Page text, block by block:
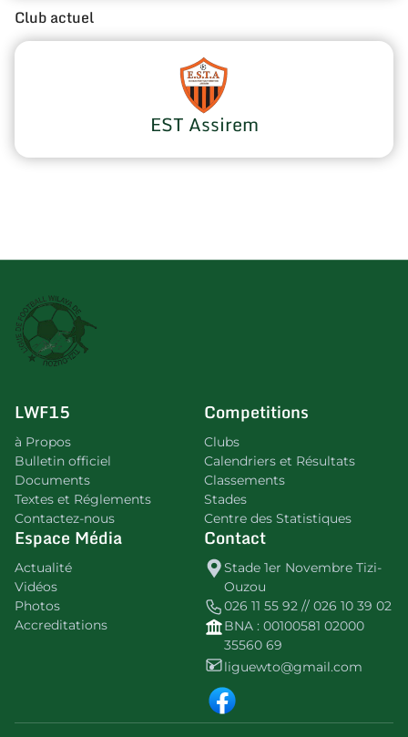
Club actuel
EST Assirem
LWF15
à Propos
Bulletin officiel
Documents
Textes et Réglements
Contactez-nous
Competitions
Clubs
Calendriers et Résultats
Classements
Stades
Centre des Statistiques
Espace Média
Actualité
Vidéos
Photos
Accreditations
Contact
Stade 1er Novembre Tizi-
Ouzou
026 11 55 92 // 026 10 39 02
BNA : 00100581 02000
35560 69
liguewto@gmail.com